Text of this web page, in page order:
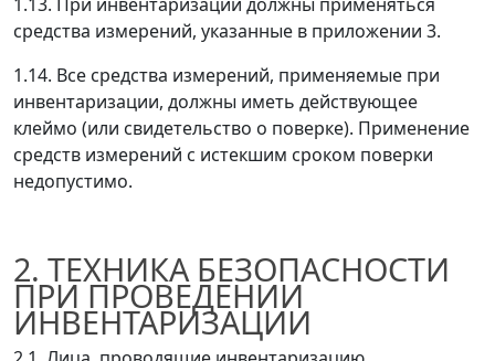
средства измерений, указанные в приложении 3.
1.14. Все средства измерений, применяемые при
инвентаризации, должны иметь действующее
клеймо (или свидетельство о поверке). Применение
средств измерений с истекшим сроком поверки
недопустимо.
2. ТЕХНИКА БЕЗОПАСНОСТИ
ПРИ ПРОВЕДЕНИИ
ИНВЕНТАРИЗАЦИИ